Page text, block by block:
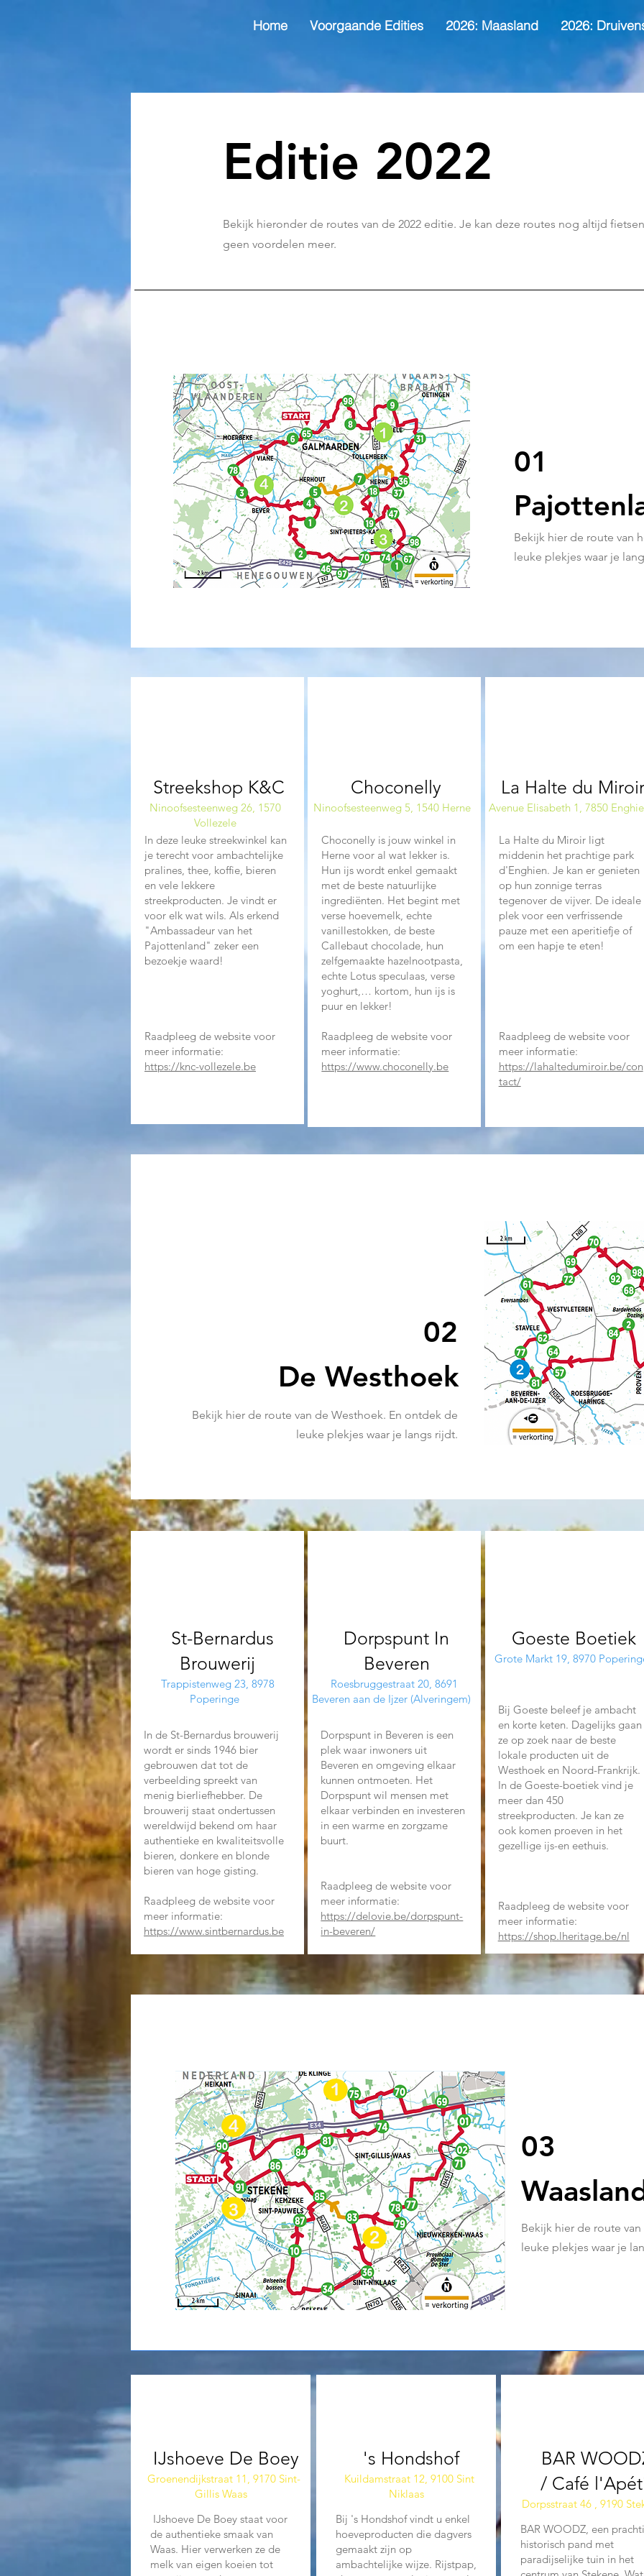
Home Voorgaande Edities 2026: Maasland 2026:
Editie 2022
Bekijk hieronder de routes van de 2022 editie. Je kan deze routes nog altijd
geen voordelen meer.
01
Bekijk hier de route van
leuke plekjes waar je
Streekshop K&C
Ninoofsesteenweg 26, 1570
Vollezele
​In deze leuke streekwinkel kan
je terecht voor ambachtelijke
pralines, thee, koffie, bieren
en vele lekkere
streekproducten. Je vindt er
voor elk wat wils. Als erkend
"Ambassadeur van het
Pajottenland" zeker een
bezoekje waard!
Raadpleeg de website voor
meer informatie:
https://knc-vollezele.be
Choconelly
Ninoofsesteenweg 5, 1540 Herne
Choconelly is jouw winkel in
Herne voor al wat lekker is.
Hun ijs wordt enkel gemaakt
met de beste natuurlijke
ingrediënten. Het begint met
verse hoevemelk, echte
vanillestokken, de beste
Callebaut chocolade, hun
zelfgemaakte hazelnootpasta,
echte Lotus speculaas, verse
yoghurt,… kortom, hun ijs is
puur en lekker!
Raadpleeg de website voor
meer informatie:
https://www.choconelly.be
La Halte du
Avenue Elisabeth 1, 7850
La Halte du Miroir ligt
middenin het prachtige park
d'Enghien. Je kan er genieten
op hun zonnige terras
tegenover de vijver. De ideale
plek voor een verfrissende
pauze met een aperitiefje of
om een hapje te eten!
Raadpleeg de website voor
meer informatie:
https://lahaltedumiroir.be/con
tact/
02
De Westhoek
Bekijk hier de route van de Westhoek. En ontdek de
leuke plekjes waar je langs rijdt.
St-Bernardus
Brouwerij
Trappistenweg 23, 8978
Poperinge
In de St-Bernardus brouwerij
wordt er sinds 1946 bier
gebrouwen dat tot de
verbeelding spreekt van
menig bierliefhebber. De
brouwerij staat ondertussen
wereldwijd bekend om haar
authentieke en kwaliteitsvolle
bieren, donkere en blonde
bieren van hoge gisting.
Raadpleeg de website voor
meer informatie:
https://www.sintbernardus.be
Dorpspunt In
Beveren
Roesbruggestraat 20, 8691
Beveren aan de Ijzer (Alveringem)
Dorpspunt in Beveren is een
plek waar inwoners uit
Beveren en omgeving elkaar
kunnen ontmoeten. Het
Dorpspunt wil mensen met
elkaar verbinden en investeren
in een warme en zorgzame
buurt.
Raadpleeg de website voor
meer informatie:
https://delovie.be/dorpspunt-
in-beveren/
Goeste Boetiek
Grote Markt 19, 8970
Bij Goeste beleef je ambacht
en korte keten. Dagelijks gaan
ze op zoek naar de beste
lokale producten uit de
Westhoek en Noord-Frankrijk.
In de Goeste-boetiek vind je
meer dan 450
streekproducten. Je kan ze
ook komen proeven in het
gezellige ijs-en eethuis.
Raadpleeg de website voor
meer informatie:
https://shop.lheritage.be/nl
03
Bekijk hier de route
leuke plekjes waar je
IJshoeve De Boey
Groenendijkstraat 11, 9170 Sint-
Gillis Waas
IJshoeve De Boey staat voor
de authentieke smaak van
Waas. Hier verwerken ze de
melk van eigen koeien tot
's Hondshof
Kuildamstraat 12, 9100 Sint
Niklaas
Bij 's Hondshof vindt u enkel
hoeveproducten die dagvers
gemaakt zijn op
ambachtelijke wijze. Rijstpap,
BAR
/ Café
Dorpsstraat 46 , 9190
BAR WOODZ, een
historisch pand met
paradijselijke tuin in het